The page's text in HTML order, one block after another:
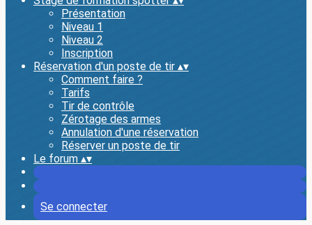
Présentation
Niveau 1
Niveau 2
Inscription
Réservation d'un poste de tir ▴▾
Comment faire ?
Tarifs
Tir de contrôle
Zérotage des armes
Annulation d'une réservation
Réserver un poste de tir
Le forum ▴▾
Se connecter